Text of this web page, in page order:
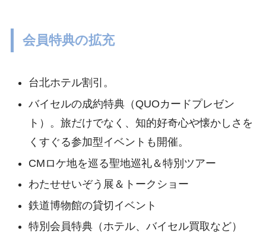
会員特典の拡充
台北ホテル割引。
バイセルの成約特典（QUOカードプレゼン
ト）。旅だけでなく、知的好奇心や懐かしさを
くすぐる参加型イベントも開催。
CMロケ地を巡る聖地巡礼＆特別ツアー
わたせせいぞう展＆トークショー
鉄道博物館の貸切イベント
特別会員特典（ホテル、バイセル買取など）